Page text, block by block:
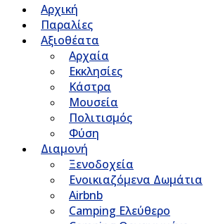
Αρχική
Παραλίες
Αξιοθέατα
Αρχαία
Εκκλησίες
Κάστρα
Μουσεία
Πολιτισμός
Φύση
Διαμονή
Ξενοδοχεία
Ενοικιαζόμενα Δωμάτια
Airbnb
Camping Ελεύθερο